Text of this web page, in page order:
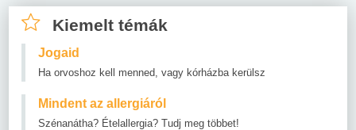
Kiemelt témák
Jogaid
Ha orvoshoz kell menned, vagy kórházba kerülsz
Mindent az allergiáról
Szénanátha? Ételallergia? Tudj meg többet!